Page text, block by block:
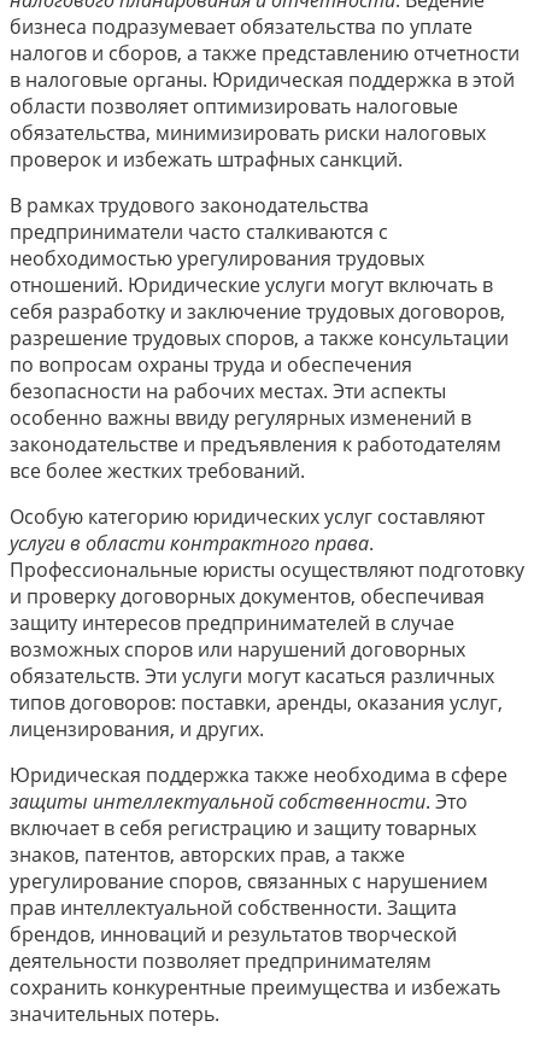
бизнеса подразумевает обязательства по уплате
налогов и сборов, а также представлению отчетности
в налоговые органы. Юридическая поддержка в этой
области позволяет оптимизировать налоговые
обязательства, минимизировать риски налоговых
проверок и избежать штрафных санкций.
В рамках трудового законодательства
предприниматели часто сталкиваются с
необходимостью урегулирования трудовых
отношений. Юридические услуги могут включать в
себя разработку и заключение трудовых договоров,
разрешение трудовых споров, а также консультации
по вопросам охраны труда и обеспечения
безопасности на рабочих местах. Эти аспекты
особенно важны ввиду регулярных изменений в
законодательстве и предъявления к работодателям
все более жестких требований.
Особую категорию юридических услуг составляют
услуги в области контрактного права.
Профессиональные юристы осуществляют подготовку
и проверку договорных документов, обеспечивая
защиту интересов предпринимателей в случае
возможных споров или нарушений договорных
обязательств. Эти услуги могут касаться различных
типов договоров: поставки, аренды, оказания услуг,
лицензирования, и других.
Юридическая поддержка также необходима в сфере
защиты интеллектуальной собственности. Это
включает в себя регистрацию и защиту товарных
знаков, патентов, авторских прав, а также
урегулирование споров, связанных с нарушением
прав интеллектуальной собственности. Защита
брендов, инноваций и результатов творческой
деятельности позволяет предпринимателям
сохранить конкурентные преимущества и избежать
значительных потерь.